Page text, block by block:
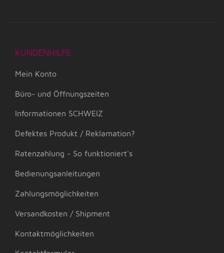
KUNDENHILFE
Mein Konto
Büro- und Öffnungszeiten
Informationen SCHWEIZ
Defektes Produkt / Reklamation?
Ratenzahlung - So funktioniert's
Bedienungsanleitungen
Zahlungsmöglichkeiten
Versandkosten / Shipment
Kontaktmöglichkeiten